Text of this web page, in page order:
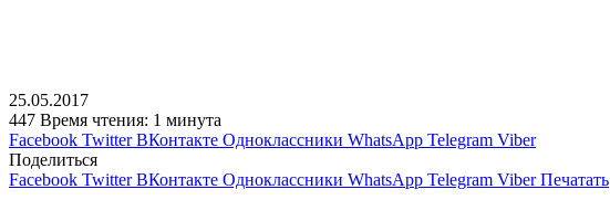
25.05.2017
447 Время чтения: 1 минута
Facebook Twitter ВКонтакте Одноклассники WhatsApp Telegram Viber
Поделиться
Facebook Twitter ВКонтакте Одноклассники WhatsApp Telegram Viber Печатать